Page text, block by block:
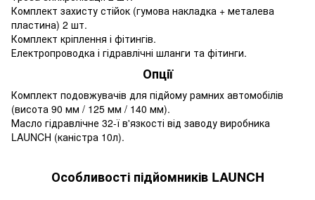
Комплект захисту стійок (гумова накладка + металева
пластина) 2 шт.
Комплект кріплення і фітингів.
Електропроводка і гідравлічні шланги та фітинги.
Опції
Комплект подовжувачів для підйому рамних автомобілів
(висота 90 мм / 125 мм / 140 мм).
Масло гідравлічне 32-ї в'язкості від заводу виробника
LAUNCH (каністра 10л).
Особливості підйомників LAUNCH